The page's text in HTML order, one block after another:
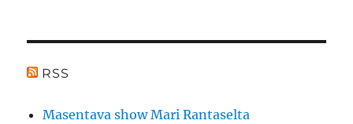
RSS
Masentava show Mari Rantaselta